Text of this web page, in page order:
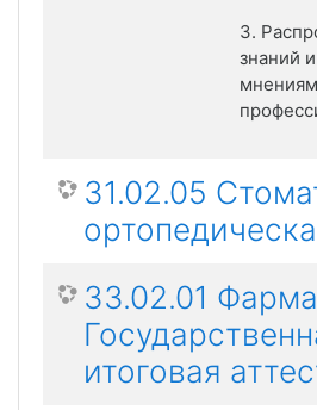
3.
знаний
31.02.05
33.02.01
итоговая